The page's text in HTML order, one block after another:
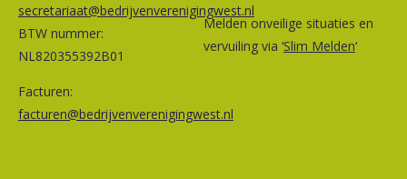
secretariaat@bedrijvenverenigingwest.nl
BTW nummer:
NL820355392B01
Facturen:
facturen@bedrijvenverenigingwest.nl
Melden onveilige situaties en
vervuiling via ‘Slim Melden‘